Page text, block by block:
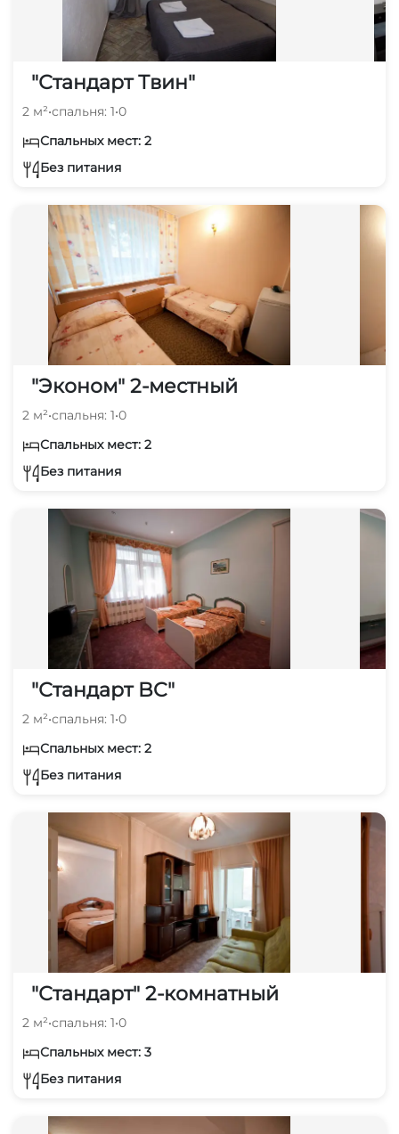
"Стандарт Твин"
2 м²•спальня: 1•0
Спальных мест: 2
Без питания
"Эконом" 2-местный
2 м²•спальня: 1•0
Спальных мест: 2
Без питания
"Стандарт BC"
2 м²•спальня: 1•0
Спальных мест: 2
Без питания
"Стандарт" 2-комнатный
2 м²•спальня: 1•0
Спальных мест: 3
Без питания